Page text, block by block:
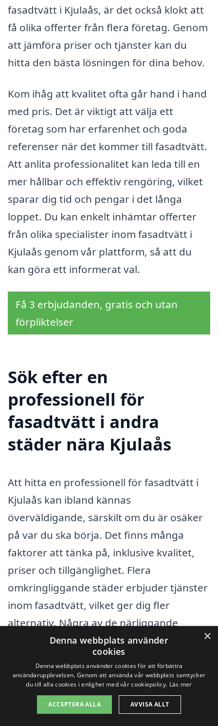
fasadtvätt i Kjulaås, är det också klokt att
få olika offerter från flera företag. Genom
att jämföra priser och tjänster kan du
hitta den bästa lösningen för dina behov.
Kom ihåg att kvalitet ofta går hand i hand
med pris. Det är viktigt att välja ett
företag som har erfarenhet och goda
referenser när det kommer till fasadtvätt.
Att anlita professionalitet kan leda till en
mer hållbar och effektiv rengöring, vilket
sparar dig tid och pengar i det långa
loppet. Du kan enkelt inhämtar offerter
från olika specialister inom fasadtvätt i
Kjulaås genom vår plattform, så att du
kan göra ett informerat val.
Få 3 erbjudanden, gratis och utan
förpliktelser
Sök efter en
professionell för
fasadtvätt i andra
städer nära Kjulaås
Att hitta en professionell för fasadtvätt i
Kjulaås kan ibland kännas
överväldigande, särskilt om du är osäker
på var du ska börja. Det finns många
faktorer att tänka på, inklusive kvalitet,
priser och tillgänglighet. Flera
omkringliggande städer erbjuder tjänster
inom fasadtvätt, vilket ger dig fler
alternativ. Några av de närliggande
städerna där du kan hitta professionella
fasadtvättsfirmor inkluderar
Strängnäs,Torshälla,Gnesta,
Malmköpingoch Löwenborg.
×
Denna webbplats använder
cookies
Denna webbplats använder cookies för att förbättra
användarupplevelsen. Genom att använda vår webbplats samtycker
du till alla cookies i enlighet med vår cookiepolicy. Läs mer
ACCEPTERA ALLA AVVISA ALLT